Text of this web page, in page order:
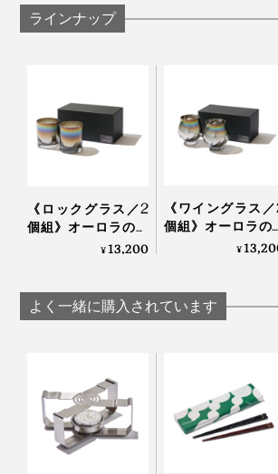
ご購入１ヶ月以内なら、うっかりグラ
ても無償で交換できる「保証書」がつ
どうりで、口当たりのなめらかさが違う
コーティングに使われているのは、
がほとんどのところ、「錆びない、軽
い」特徴を持つ、純度100％のチタン
おいしい、美しいだけでなく、安心し
イント。
お酒好きなお父さんやパートナーへの
ます
グラスを重ねますと、チタンコー
ころに置かないでください
亀裂や破損したガラス片は大変危
治体の指示に従って破棄してください
ラインナップ
《ロックグラス／2
個組》オーロラの光
彩で眼福を、まろや
ン」コーティンググ
ラス｜PROGRESS プ
¥13,200
《ワイングラス
個組》オーロラの光
彩で眼福を、まろ
コーティンググラス
｜PROGRESS プログ
¥
よく一緒に購入されています